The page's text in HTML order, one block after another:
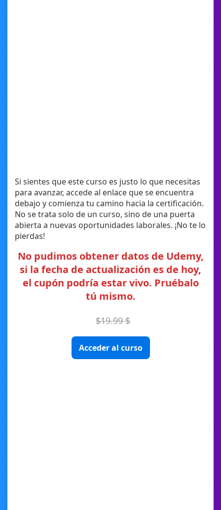
Si sientes que este curso es justo lo que necesitas
para avanzar, accede al enlace que se encuentra
debajo y comienza tu camino hacia la certificación.
No se trata solo de un curso, sino de una puerta
abierta a nuevas oportunidades laborales. ¡No te lo
pierdas!
No pudimos obtener datos de Udemy,
si la fecha de actualización es de hoy,
el cupón podría estar vivo. Pruébalo
tú mismo.
$19.99 $
Acceder al curso